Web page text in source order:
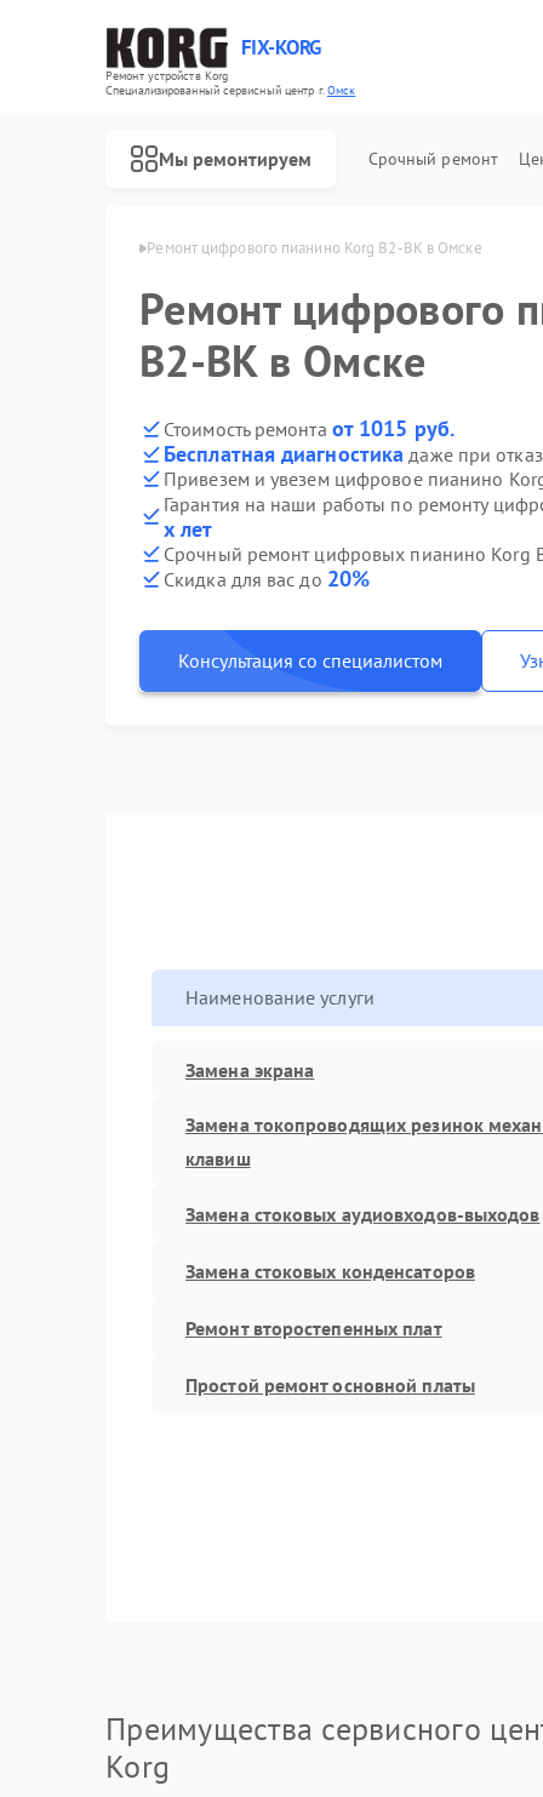
FIX-KORG
Ремонт устройств Korg
Специализированный cервисный центр г.Омск
Мы ремонтируем Срочный ремонт
Korg в Омске Ремонт цифрового пианино Korg B2-BK в Омске
Ремонт цифрового
B2-BK в Омске
Стоимость ремонта от 1015 руб.
Бесплатная диагностика даже при
Привезем и увезем цифровое пианино
Гарантия на наши работы по ремонту
х лет
Срочный ремонт цифровых пианино Korg
Скидка для вас до 20%
Консультация со специалистом
Наименование услуги
Замена экрана
Замена токопроводящих резинок
клавиш
Замена стоковых аудиовходов-выходов
Замена стоковых конденсаторов
Ремонт второстепенных плат
Простой ремонт основной платы
Преимущества сервисного
Korg